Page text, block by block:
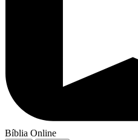
Bíblia Online